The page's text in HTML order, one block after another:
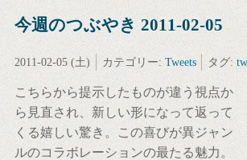
今週のつぶやき 2011-02-05
2011-02-05 (土) カテゴリー: Tweets タグ:
こちらから提示したものが違う視点か
ら見直され、新しい形になって返って
くる嬉しい驚き。この喜びが異ジャン
ルのコラボレーションの最たる魅力。